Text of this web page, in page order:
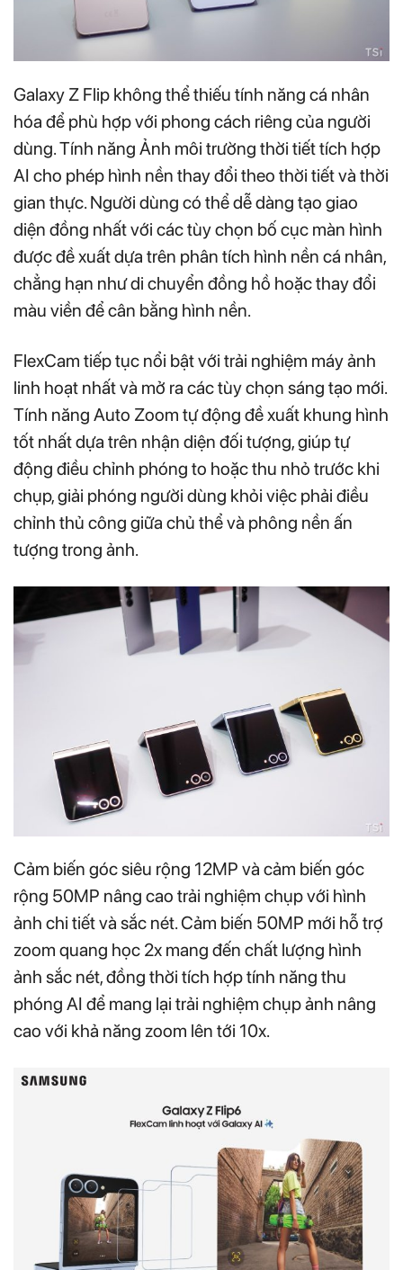
Galaxy Z Flip không thể thiếu tính năng cá nhân
hóa để phù hợp với phong cách riêng của người
dùng. Tính năng Ảnh môi trường thời tiết tích hợp
AI cho phép hình nền thay đổi theo thời tiết và thời
gian thực. Người dùng có thể dễ dàng tạo giao
diện đồng nhất với các tùy chọn bố cục màn hình
được đề xuất dựa trên phân tích hình nền cá nhân,
chẳng hạn như di chuyển đồng hồ hoặc thay đổi
màu viền để cân bằng hình nền.
FlexCam tiếp tục nổi bật với trải nghiệm máy ảnh
linh hoạt nhất và mở ra các tùy chọn sáng tạo mới.
Tính năng Auto Zoom tự động đề xuất khung hình
tốt nhất dựa trên nhận diện đối tượng, giúp tự
động điều chỉnh phóng to hoặc thu nhỏ trước khi
chụp, giải phóng người dùng khỏi việc phải điều
chỉnh thủ công giữa chủ thể và phông nền ấn
tượng trong ảnh.
Cảm biến góc siêu rộng 12MP và cảm biến góc
rộng 50MP nâng cao trải nghiệm chụp với hình
ảnh chi tiết và sắc nét. Cảm biến 50MP mới hỗ trợ
zoom quang học 2x mang đến chất lượng hình
ảnh sắc nét, đồng thời tích hợp tính năng thu
phóng AI để mang lại trải nghiệm chụp ảnh nâng
cao với khả năng zoom lên tới 10x.